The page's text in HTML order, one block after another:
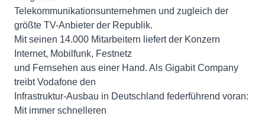
Telekommunikationsunternehmen und zugleich der
größte TV-Anbieter der Republik.
Mit seinen 14.000 Mitarbeitern liefert der Konzern
Internet, Mobilfunk, Festnetz
und Fernsehen aus einer Hand. Als Gigabit Company
treibt Vodafone den
Infrastruktur-Ausbau in Deutschland federführend voran:
Mit immer schnelleren